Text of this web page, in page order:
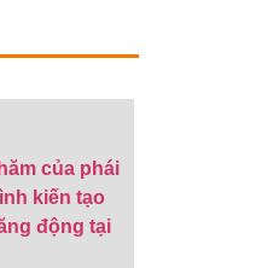
của phái
kiến tạo
động tại